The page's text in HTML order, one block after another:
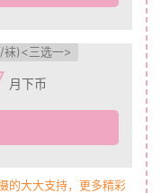
袜)<三选一>
月下币
的大大支持，更多精彩